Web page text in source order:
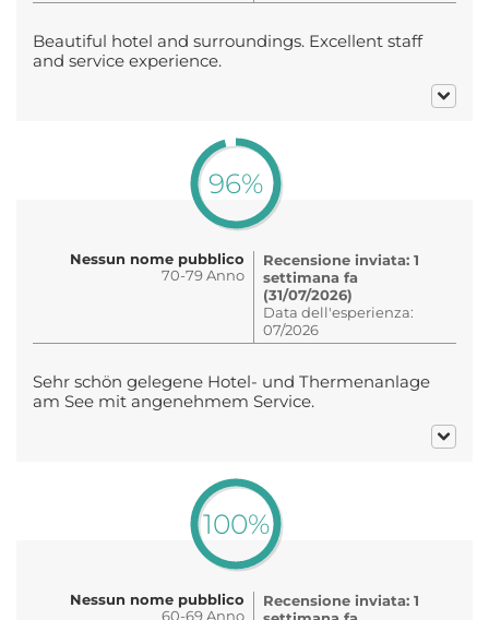
Beautiful hotel and surroundings. Excellent staff
and service experience.
96%
Nessun nome pubblico
70-79 Anno
Recensione inviata: 1
settimana fa
(31/07/2026)
Data dell'esperienza:
07/2026
Sehr schön gelegene Hotel- und Thermenanlage
am See mit angenehmem Service.
100%
Nessun nome pubblico
60-69 Anno
Recensione inviata: 1